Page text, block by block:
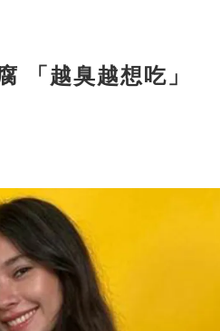
「越臭越想吃」